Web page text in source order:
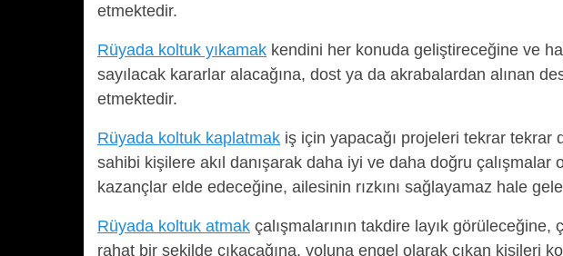
etmektedir.
Rüyada koltuk yıkamak kendini her konuda geliştireceğine ve
sayılacak kararlar alacağına, dost ya da akrabalardan alınan
etmektedir.
Rüyada koltuk kaplatmak iş için yapacağı projeleri tekrar
sahibi kişilere akıl danışarak daha iyi ve daha doğru
kazançlar elde edeceğine, ailesinin rızkını sağlayamaz hale
Rüyada koltuk atmak çalışmalarının takdire layık görüleceğine,
rahat bir şekilde çıkacağına, yoluna engel olarak çıkan kişileri